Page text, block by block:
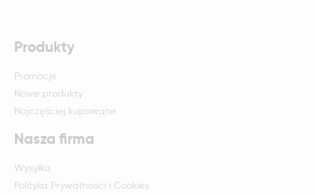
Produkty
Promocje
Nowe produkty
Najczęściej kupowane
Nasza firma
Wysyłka
Polityka Prywatności i Cookies